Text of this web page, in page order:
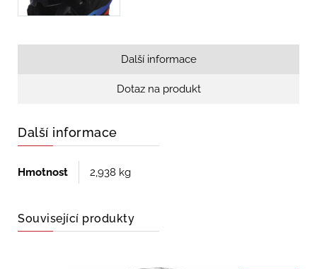
Další informace
Dotaz na produkt
Další informace
Hmotnost 2,938 kg
Související produkty